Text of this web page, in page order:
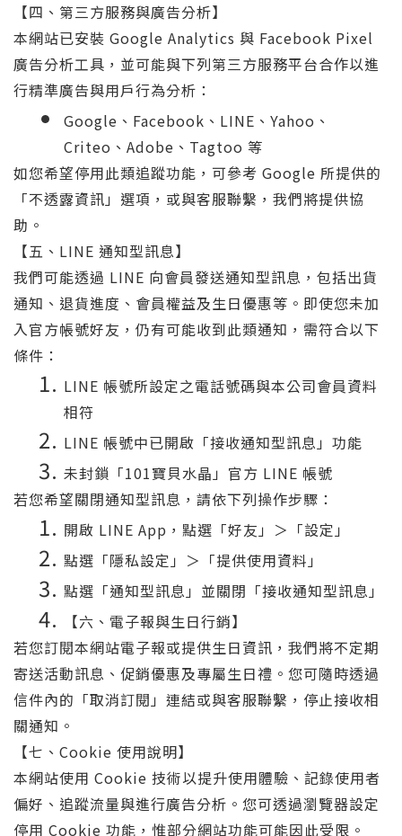
【四、第三方服務與廣告分析】
本網站已安裝 Google Analytics 與 Facebook Pixel
廣告分析工具，並可能與下列第三方服務平台合作以進
行精準廣告與用戶行為分析：
Google、Facebook、LINE、Yahoo、
Criteo、Adobe、Tagtoo 等
如您希望停用此類追蹤功能，可參考 Google 所提供的
「不透露資訊」選項，或與客服聯繫，我們將提供協
助。
【五、LINE 通知型訊息】
我們可能透過 LINE 向會員發送通知型訊息，包括出貨
通知、退貨進度、會員權益及生日優惠等。即使您未加
入官方帳號好友，仍有可能收到此類通知，需符合以下
條件：
LINE 帳號所設定之電話號碼與本公司會員資料
相符
LINE 帳號中已開啟「接收通知型訊息」功能
未封鎖「101寶貝水晶」官方 LINE 帳號
若您希望關閉通知型訊息，請依下列操作步驟：
開啟 LINE App，點選「好友」＞「設定」
點選「隱私設定」＞「提供使用資料」
點選「通知型訊息」並關閉「接收通知型訊息」
【六、電子報與生日行銷】
若您訂閱本網站電子報或提供生日資訊，我們將不定期
寄送活動訊息、促銷優惠及專屬生日禮。您可隨時透過
信件內的「取消訂閱」連結或與客服聯繫，停止接收相
關通知。
【七、Cookie 使用說明】
本網站使用 Cookie 技術以提升使用體驗、記錄使用者
偏好、追蹤流量與進行廣告分析。您可透過瀏覽器設定
停用 Cookie 功能，惟部分網站功能可能因此受限。